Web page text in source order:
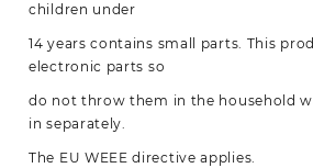
children under
14 years contains small parts. This
electronic parts so
do not throw them in the household
in separately.
The EU WEEE directive applies.